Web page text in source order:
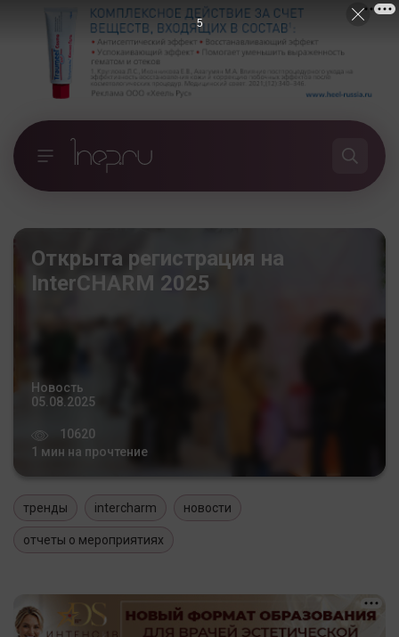
Открыта регистрация на
InterCHARM 2025
Новость
05.08.2025
10620
1 мин на прочтение
тренды intercharm новости
отчеты о мероприятиях
5